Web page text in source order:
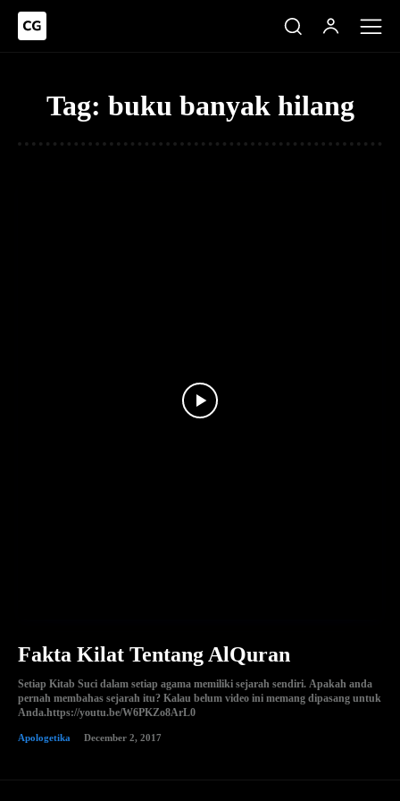
Tag: buku banyak hilang
Fakta Kilat Tentang AlQuran
Setiap Kitab Suci dalam setiap agama memiliki sejarah sendiri. Apakah anda
pernah membahas sejarah itu? Kalau belum video ini memang dipasang untuk
Anda.https://youtu.be/W6PKZo8ArL0
Apologetika December 2, 2017